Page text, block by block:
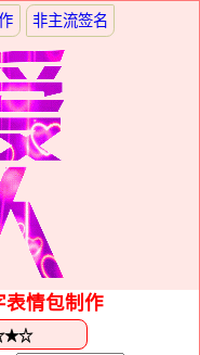
非主流签名
表情包制作